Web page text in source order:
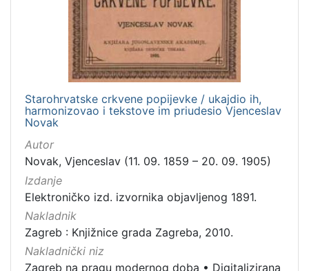
Starohrvatske crkvene popijevke / ukajdio ih,
harmonizovao i tekstove im priudesio Vjenceslav
Novak
Autor
Novak, Vjenceslav (11. 09. 1859 – 20. 09. 1905)
Izdanje
Elektroničko izd. izvornika objavljenog 1891.
Nakladnik
Zagreb : Knjižnice grada Zagreba, 2010.
Nakladnički niz
Zagreb na pragu modernog doba • Digitalizirana